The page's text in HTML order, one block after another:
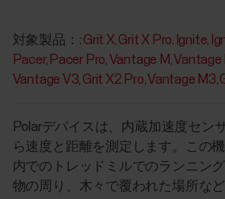
対象製品：: Grit X Grit X Pro Ignite
Pacer Pacer Pro Vantage M Vantage
Vantage V3 Grit X2 Pro Vantage M3
Polarデバイスは、内蔵加速度セン
ら速度と距離を測定します。この
内でのトレッドミルでのランニン
物の周り、木々で覆われた場所な